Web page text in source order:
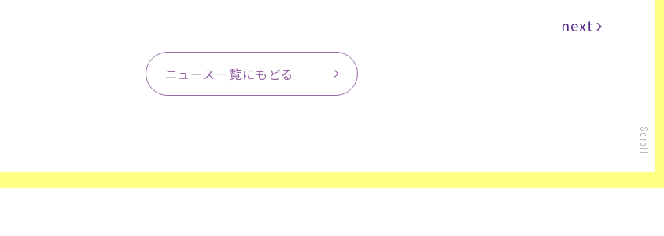
next
ニュース一覧にもどる
Scroll